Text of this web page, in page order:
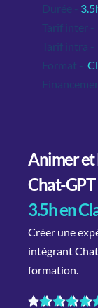
Animer et
Chat-GPT
3.5h en
Créer une
intégrant
formation.
Durée -
Tarif inter -
Tarif intra -
Format -